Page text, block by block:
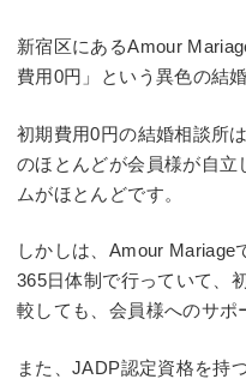
新宿区にあるAmour
費用0円」という異色の結
初期費用0円の結婚相談所
のほとんどが会員様が自立
ムがほとんどです。
しかしは、Amour Mariage
365日体制で行っていて、
較しても、会員様へのサポ
また、JADP認定資格を持